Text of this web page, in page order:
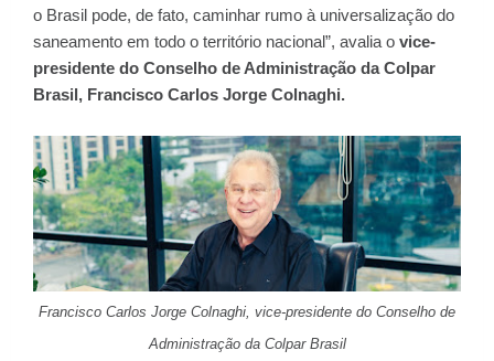
o Brasil pode, de fato, caminhar rumo à universalização do
saneamento em todo o território nacional”, avalia o vice-
presidente do Conselho de Administração da Colpar
Brasil, Francisco Carlos Jorge Colnaghi.
Francisco Carlos Jorge Colnaghi, vice-presidente do Conselho de
Administração da Colpar Brasil